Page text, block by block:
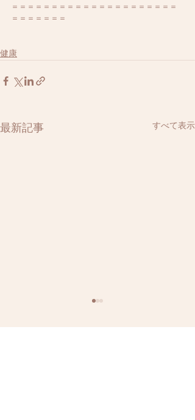
＝＝＝＝＝＝＝＝＝＝＝＝＝＝＝＝＝＝＝＝＝
＝＝＝＝＝＝＝
健康
最新記事 すべて表示